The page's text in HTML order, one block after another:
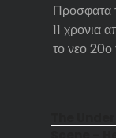
Προσφατα
11 χρονια
το νεο 20ο